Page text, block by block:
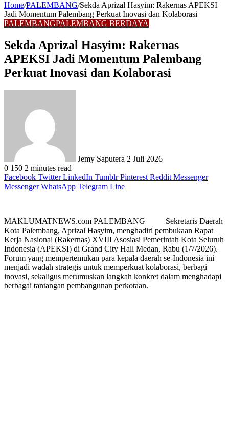
Home/PALEMBANG/Sekda Aprizal Hasyim: Rakernas APEKSI
Jadi Momentum Palembang Perkuat Inovasi dan Kolaborasi
PALEMBANGPALEMBANG BERDAYA
Sekda Aprizal Hasyim: Rakernas
APEKSI Jadi Momentum Palembang
Perkuat Inovasi dan Kolaborasi
Jemy Saputera 2 Juli 2026
0 150 2 minutes read
Facebook Twitter LinkedIn Tumblr Pinterest Reddit Messenger
Messenger WhatsApp Telegram Line
MAKLUMATNEWS.com PALEMBANG —— Sekretaris Daerah
Kota Palembang, Aprizal Hasyim, menghadiri pembukaan Rapat
Kerja Nasional (Rakernas) XVIII Asosiasi Pemerintah Kota Seluruh
Indonesia (APEKSI) di Grand City Hall Medan, Rabu (1/7/2026).
Forum yang mempertemukan para kepala daerah se-Indonesia ini
menjadi wadah strategis untuk memperkuat kolaborasi, berbagi
inovasi, sekaligus merumuskan langkah konkret dalam menghadapi
berbagai tantangan pembangunan perkotaan.